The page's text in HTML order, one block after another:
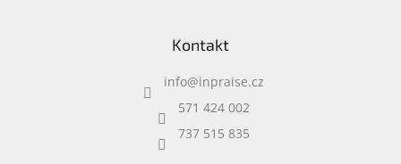
Kontakt
info@inpraise.cz
571 424 002
737 515 835